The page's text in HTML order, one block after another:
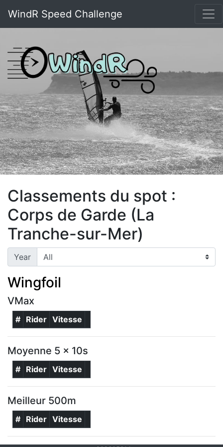
WindR Speed Challenge
Classements du spot :
Corps de Garde (La
Tranche-sur-Mer)
Year
Wingfoil
VMax
# Rider Vitesse
Moyenne 5 x 10s
# Rider Vitesse
Meilleur 500m
# Rider Vitesse